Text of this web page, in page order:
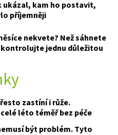
ukázal, kam ho postavit,
příjemněji
nekvete? Než sáhnete
jednu důležitou
zastíní i růže.
léto téměř bez péče
být problém. Tyto